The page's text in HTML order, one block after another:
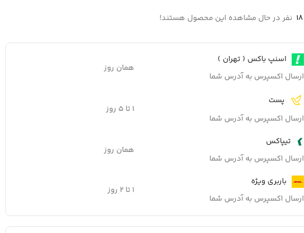
18 نفر در حال مشاهده این محصول هستند!
اسنپ باکس ( تهران )
ارسال اکسپرس به آدرس شما
همان روز
پست
ارسال اکسپرس به آدرس شما
۱ تا ۵ روز
تیپاکس
ارسال اکسپرس به آدرس شما
همان روز
باربری ویژه
ارسال اکسپرس به آدرس شما
۱ تا ۲ روز